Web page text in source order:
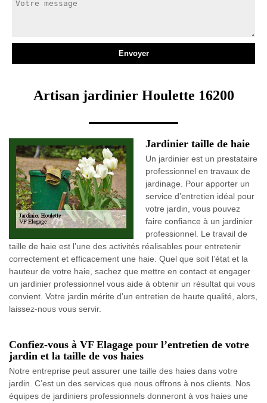
Artisan jardinier Houlette 16200
Jardinier taille de haie
Un jardinier est un prestataire
professionnel en travaux de
jardinage. Pour apporter un
service d’entretien idéal pour
votre jardin, vous pouvez
faire confiance à un jardinier
professionnel. Le travail de
taille de haie est l’une des activités réalisables pour entretenir
correctement et efficacement une haie. Quel que soit l’état et la
hauteur de votre haie, sachez que mettre en contact et engager
un jardinier professionnel vous aide à obtenir un résultat qui vous
convient. Votre jardin mérite d’un entretien de haute qualité, alors,
laissez-nous vous servir.
Confiez-vous à VF Elagage pour l’entretien de votre
jardin et la taille de vos haies
Notre entreprise peut assurer une taille des haies dans votre
jardin. C’est un des services que nous offrons à nos clients. Nos
équipes de jardiniers professionnels donneront à vos haies une